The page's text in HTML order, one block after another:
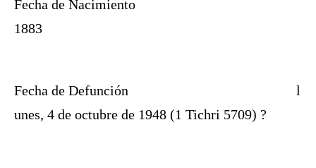
Fecha de Nacimiento
1883
Fecha de Defunción
l
unes, 4 de octubre de 1948 (1 Tichri 5709) ?